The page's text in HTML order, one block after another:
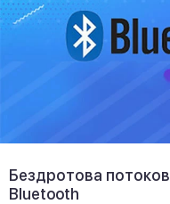
Бездротова
Bluetooth